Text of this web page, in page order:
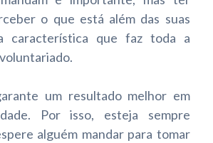
o que está além das suas
característica que faz toda a
um resultado melhor em
Por isso, esteja sempre
alguém mandar para tomar